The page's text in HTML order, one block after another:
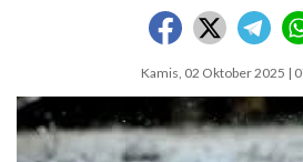
Kamis, 02 Oktober 2025 |